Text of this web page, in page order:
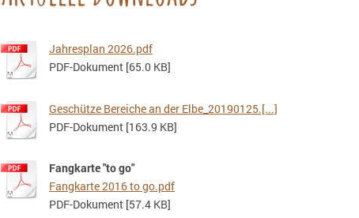
Jahresplan 2026.pdf
PDF-Dokument [65.0 KB]
Geschütze Bereiche an der Elbe_20190125.[...]
PDF-Dokument [163.9 KB]
Fangkarte "to go"
Fangkarte 2016 to go.pdf
PDF-Dokument [57.4 KB]